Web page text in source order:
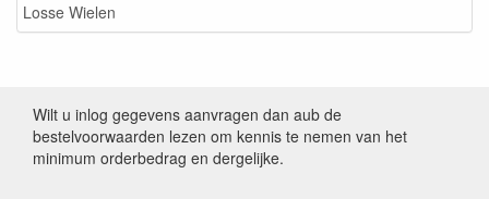
Losse Wielen
Wilt u inlog gegevens aanvragen dan aub de
bestelvoorwaarden lezen om kennis te nemen van het
minimum orderbedrag en dergelijke.